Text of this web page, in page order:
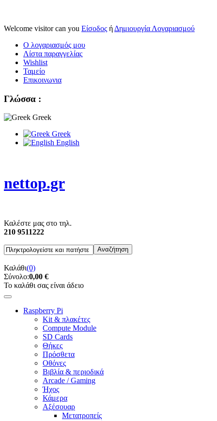
Welcome visitor can you Είσοδος ή Δημιουργία Λογαριασμού
Ο λογαριασμός μου
Λίστα παραγγελίας
Wishlist
Ταμείο
Επικοινωνια
Γλώσσα :
Greek
Greek
English
nettop.gr
Καλέστε μας στο τηλ.
210 9511222
Καλάθι(0)
Σύνολο:0,00 €
Το καλάθι σας είναι άδειο
Raspberry Pi
Kit & πλακέτες
Compute Module
SD Cards
Θήκες
Πρόσθετα
Οθόνες
Βιβλία & περιοδικά
Arcade / Gaming
Ήχος
Κάμερα
Αξέσουαρ
Μετατροπείς